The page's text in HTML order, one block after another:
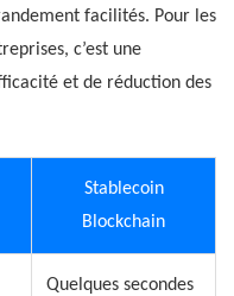
facilités. Pour les
c’est une
et de réduction des
Stablecoin
Blockchain
Quelques secondes